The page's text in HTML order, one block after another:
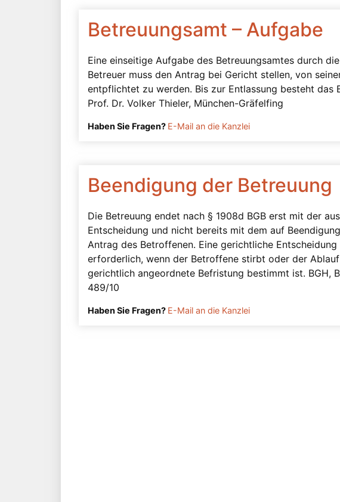
Betreuungsamt – Aufgabe
Eine einseitige Aufgabe des Betreuungsamtes durch
Betreuer muss den Antrag bei Gericht stellen, von
entpflichtet zu werden. Bis zur Entlassung besteht das
Prof. Dr. Volker Thieler, München-Gräfelfing
Haben Sie Fragen? E-Mail an die Kanzlei
Beendigung der Betreuung
Die Betreuung endet nach § 1908d BGB erst mit der
Entscheidung und nicht bereits mit dem auf
Antrag des Betroffenen. Eine gerichtliche
erforderlich, wenn der Betroffene stirbt oder der
gerichtlich angeordnete Befristung bestimmt ist. BGH,
489/10
Haben Sie Fragen? E-Mail an die Kanzlei